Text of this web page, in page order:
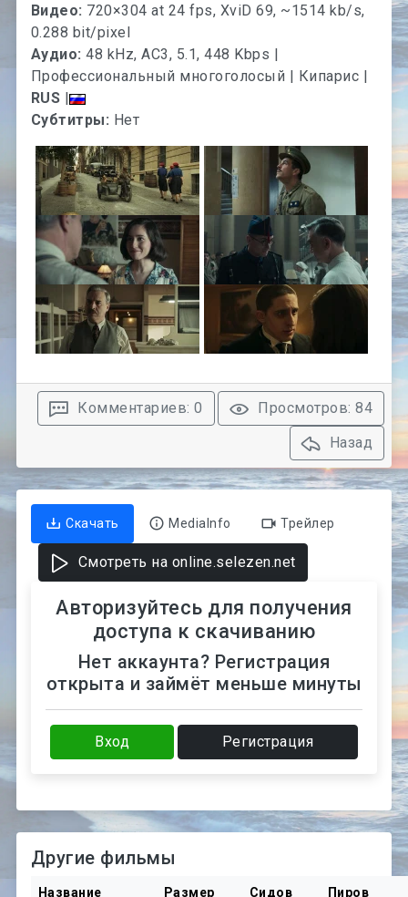
Видео: 720×304 at 24 fps, XviD 69, ~1514 kb/s,
0.288 bit/pixel
Аудио:48 kHz, AC3, 5.1, 448 Kbps |
Профессиональный многоголосый | Кипарис |
RUS |
Субтитры: Нет
Комментариев: 0
Просмотров: 84
Назад
Скачать MediaInfo Трейлер
Смотреть на online.selezen.net
Авторизуйтесь для получения
доступа к скачиванию
Нет аккаунта? Регистрация
открыта и займёт меньше минуты
Вход Регистрация
Другие фильмы
Название Размер Сидов Пиров